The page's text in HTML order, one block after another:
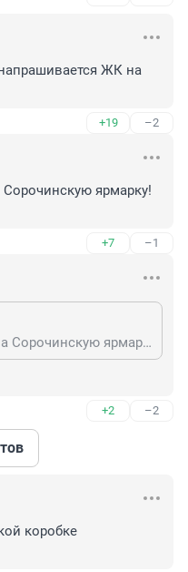
ЖК на
+19 –2
Сорочинскую ярмарку!
+7 –1
Ярче - это тебе в балаган на Сорочинскую ярмарку! Сюда то зачем ехал?! 🎪
+2 –2
коробке